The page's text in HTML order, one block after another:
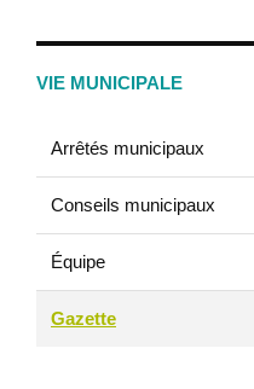
VIE MUNICIPALE
Arrêtés municipaux
Conseils municipaux
Équipe
Gazette